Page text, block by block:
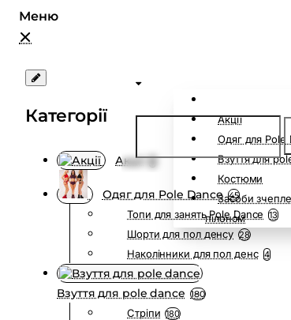
Категорії
Акції 0
Одяг для Pole Dance 45
Топи для занять Pole Dance 13
Шорти для пол денсу 28
Наколінники для пол денс 4
Взуття для pole dance 180
Стріпи 180
Акції
Одяг для Pole
Взуття для
Костюми
Засоби
пілоном